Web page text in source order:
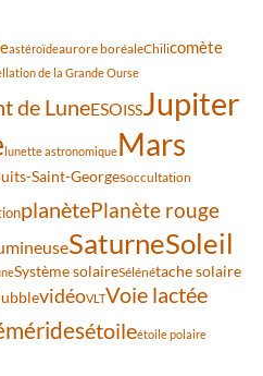
astéroïdeaurore boréaleChilicomète
de la Grande Ourse
de LuneESOISSJupiter
lunette astronomiqueMars
Saint-Georgesoccultation
planètePlanète rouge
SaturneSoleil
Système solaireSélénétache solaire
vidéoVLTVoie lactée
étoileétoile polaire